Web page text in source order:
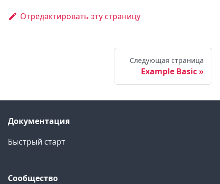
Отредактировать эту страницу
Следующая страница
Example Basic
Документация
Быстрый старт
Сообщество